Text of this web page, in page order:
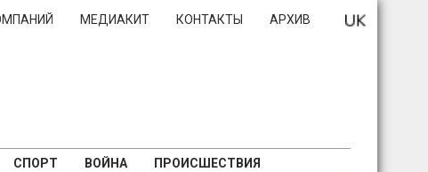
МЕДИАКИТ КОНТАКТЫ АРХИВ
СПОРТ ВОЙНА ПРОИСШЕСТВИЯ